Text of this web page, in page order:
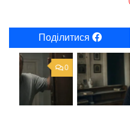
Поділитися
0